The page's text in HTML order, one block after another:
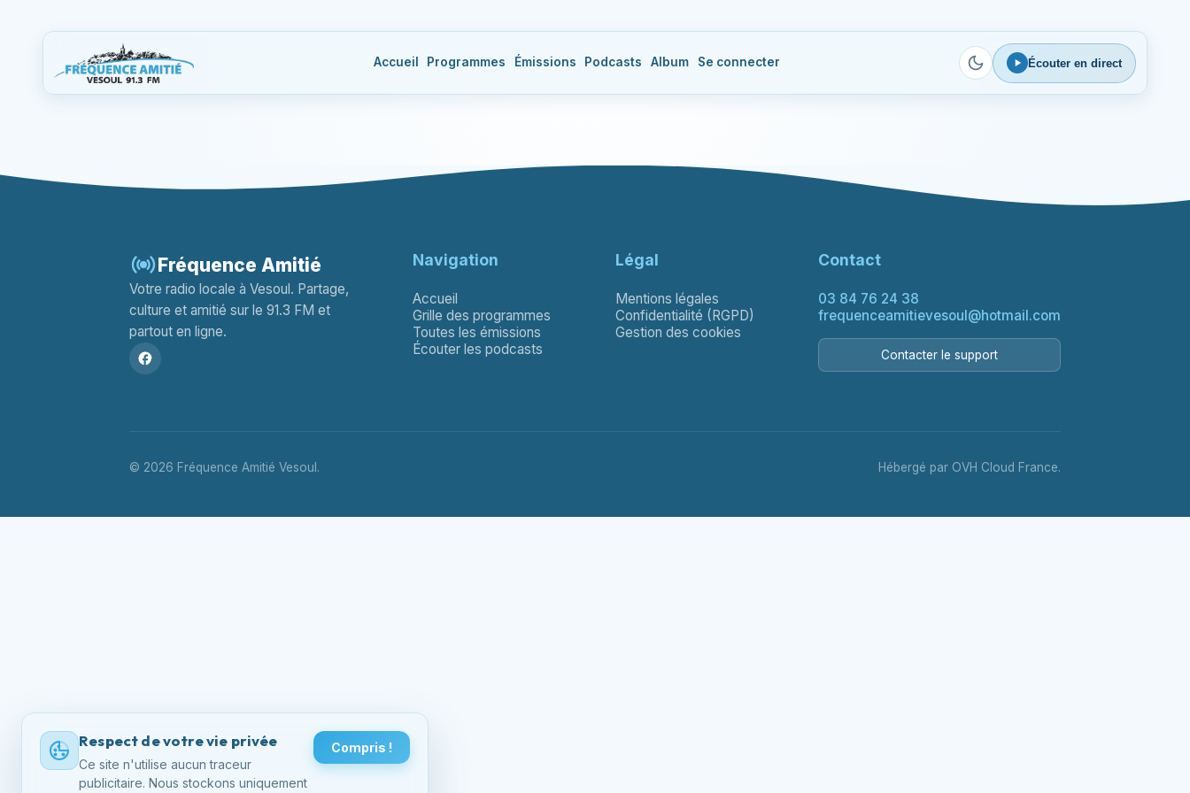
Respect de votre vie privée
Ce site n'utilise aucun traceur
publicitaire. Nous stockons uniquement
Compris !
Accueil Programmes Émissions Podcasts Album Se connecter Écouter en direct
Fréquence Amitié
Votre radio locale à Vesoul. Partage,
culture et amitié sur le 91.3 FM et
partout en ligne.
Navigation
Accueil
Grille des programmes
Toutes les émissions
Écouter les podcasts
Légal
Mentions légales
Confidentialité (RGPD)
Gestion des cookies
Contact
03 84 76 24 38
frequenceamitievesoul@hotmail.com
Contacter le support
© 2026 Fréquence Amitié Vesoul. Hébergé par OVH Cloud France.